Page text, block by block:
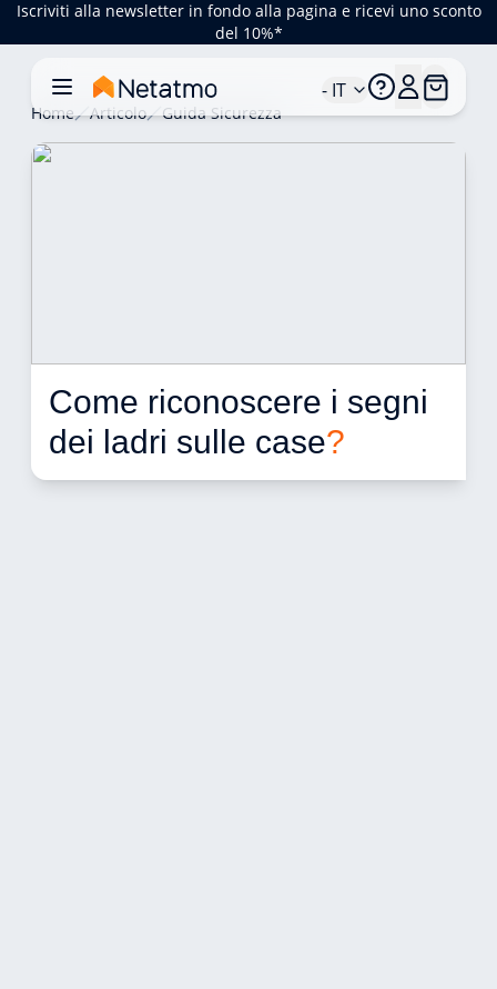
Iscriviti alla newsletter in fondo alla pagina e ricevi uno sconto
del 10%*
- IT
Home Articolo Guida Sicurezza
Come riconoscere i segni
dei ladri sulle case?